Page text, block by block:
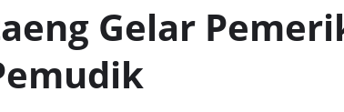
Gelar